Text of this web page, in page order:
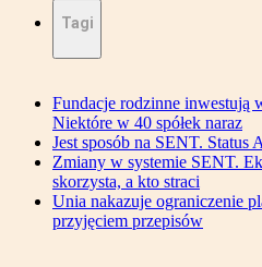
Tagi
Fundacje rodzinne inwestują
Niektóre w 40 spółek naraz
Jest sposób na SENT.
Zmiany w systemie SENT.
skorzysta, a kto straci
Unia nakazuje ograniczenie
przyjęciem przepisów